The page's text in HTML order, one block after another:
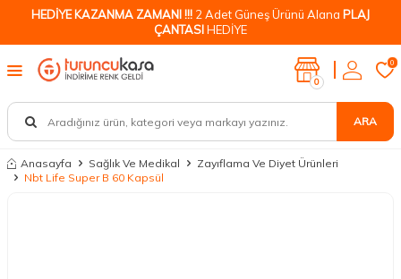
HEDİYE KAZANMA ZAMANI !!! 2 Adet Güneş Ürünü Alana PLAJ
ÇANTASIHEDİYE
ARA
0
0
Anasayfa Sağlık Ve Medikal
Zayıflama Ve Diyet Ürünleri
Nbt Life Super B 60 Kapsül